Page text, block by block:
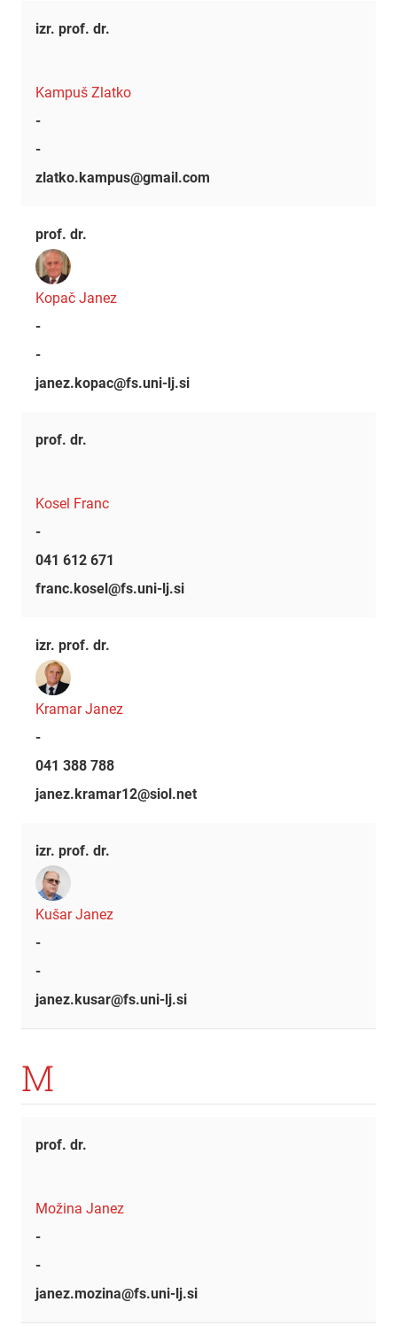
izr. prof. dr.
Kampuš Zlatko
-
-
zlatko.kampus@gmail.com
prof. dr.
Kopač Janez
-
-
janez.kopac@fs.uni-lj.si
prof. dr.
Kosel Franc
-
041 612 671
franc.kosel@fs.uni-lj.si
izr. prof. dr.
Kramar Janez
-
041 388 788
janez.kramar12@siol.net
izr. prof. dr.
Kušar Janez
-
-
janez.kusar@fs.uni-lj.si
M
prof. dr.
Možina Janez
-
-
janez.mozina@fs.uni-lj.si